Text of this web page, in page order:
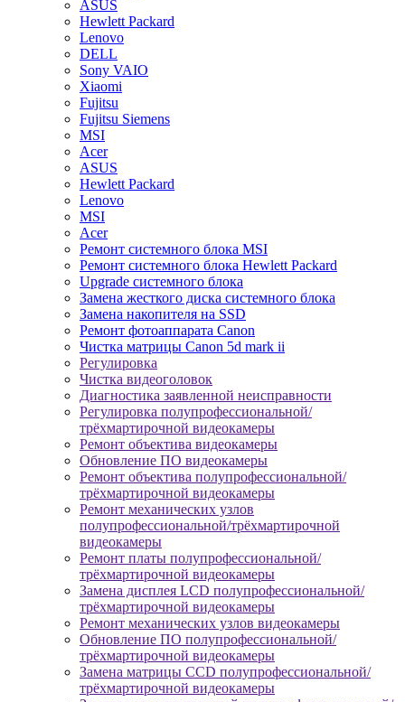
ASUS
Hewlett Packard
Lenovo
DELL
Sony VAIO
Xiaomi
Fujitsu
Fujitsu Siemens
MSI
Acer
ASUS
Hewlett Packard
Lenovo
MSI
Acer
Ремонт системного блока MSI
Ремонт системного блока Hewlett Packard
Upgrade системного блока
Замена жесткого диска системного блока
Замена накопителя на SSD
Ремонт фотоаппарата Canon
Чистка матрицы Canon 5d mark ii
Регулировка
Чистка видеоголовок
Диагностика заявленной неисправности
Регулировка полупрофессиональной/
трёхмартирочной видеокамеры
Ремонт объектива видеокамеры
Обновление ПО видеокамеры
Ремонт объектива полупрофессиональной/
трёхмартирочной видеокамеры
Ремонт механических узлов
полупрофессиональной/трёхмартирочной
видеокамеры
Ремонт платы полупрофессиональной/
трёхмартирочной видеокамеры
Замена дисплея LCD полупрофессиональной/
трёхмартирочной видеокамеры
Ремонт механических узлов видеокамеры
Обновление ПО полупрофессиональной/
трёхмартирочной видеокамеры
Замена матрицы CCD полупрофессиональной/
трёхмартирочной видеокамеры